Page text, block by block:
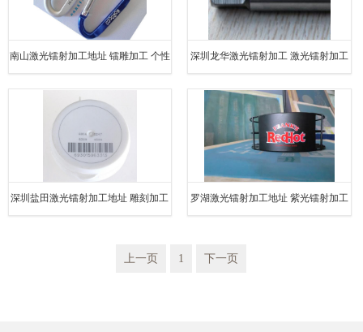
南山激光镭射加工地址 镭雕加工 个性 深圳龙华激光镭射加工 激光镭射加工
深圳盐田激光镭射加工地址 雕刻加工 罗湖激光镭射加工地址 紫光镭射加工
上一页 1 下一页